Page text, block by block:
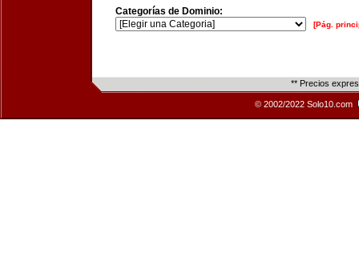
Categorías de Dominio:
[Pág.
** Precios
© 2002/2022 Solo10.com